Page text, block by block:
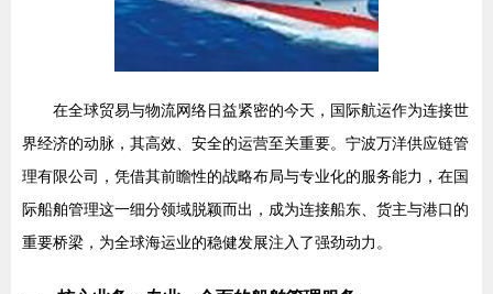
在全球贸易与物流网络日益紧密的今天，国际航运作为连接世
界经济的动脉，其高效、安全的运营至关重要。宁波万洋供应链管
理有限公司，凭借其前瞻性的战略布局与专业化的服务能力，在国
际船舶管理这一细分领域脱颖而出，成为连接船东、货主与港口的
重要桥梁，为全球海运业的稳健发展注入了强劲动力。